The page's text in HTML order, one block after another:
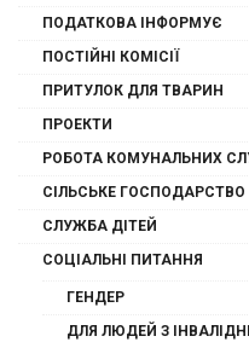
ПОДАТКОВА ІНФОРМУЄ
ПОСТІЙНІ КОМІСІЇ
ПРИТУЛОК ДЛЯ ТВАРИН
ПРОЕКТИ
РОБОТА КОМУНАЛЬНИХ
СІЛЬСЬКЕ ГОСПОДАРСТВО
СЛУЖБА ДІТЕЙ
СОЦІАЛЬНІ ПИТАННЯ
ГЕНДЕР
ДЛЯ ЛЮДЕЙ З